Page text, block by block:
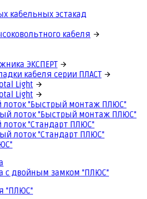
кабельных эстакад
кабеля
ЭКСПЕРТ
кабеля серии ПЛАСТ
Light
Light
лоток "Быстрый монтаж ПЛЮС"
лоток "Быстрый монтаж ПЛЮС"
"Стандарт ПЛЮС"
лоток "Стандарт ПЛЮС"
с двойным замком "ПЛЮС"
"ПЛЮС"